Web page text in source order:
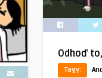
Odhoď
Tagy: